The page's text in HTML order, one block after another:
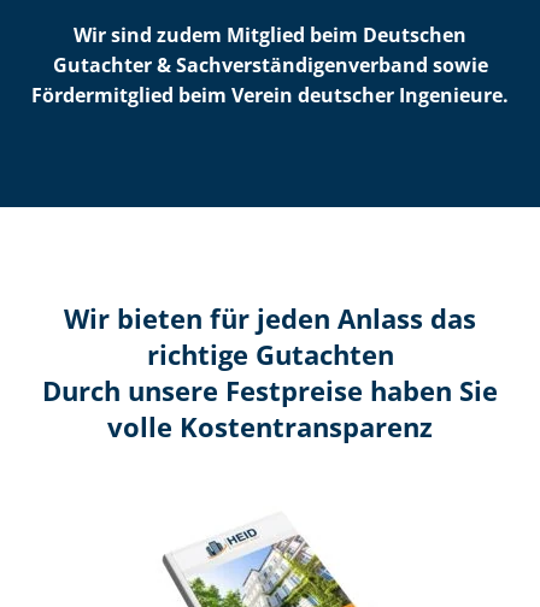
Wir sind zudem Mitglied beim Deutschen
Gutachter & Sach­ver­stän­di­gen­ver­band sowie
Fördermitglied beim Verein deutscher Ingenieure.
Wir bieten für jeden Anlass das
richtige Gutachten
Durch unsere Festpreise haben Sie
volle Kosten­transparenz